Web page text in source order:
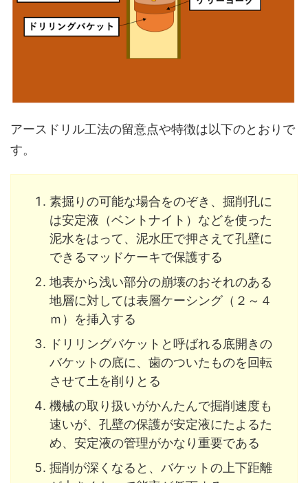
アースドリル工法の留意点や特徴は以下のとおりで
す。
素掘りの可能な場合をのぞき、掘削孔に
は安定液（ベントナイト）などを使った
泥水をはって、泥水圧で押さえて孔壁に
できるマッドケーキで保護する
地表から浅い部分の崩壊のおそれのある
地層に対しては表層ケーシング（２～４
ｍ）を挿入する
ドリリングバケットと呼ばれる底開きの
バケットの底に、歯のついたものを回転
させて土を削りとる
機械の取り扱いがかんたんで掘削速度も
速いが、孔壁の保護が安定液にたよるた
め、安定液の管理がかなり重要である
掘削が深くなると、バケットの上下距離